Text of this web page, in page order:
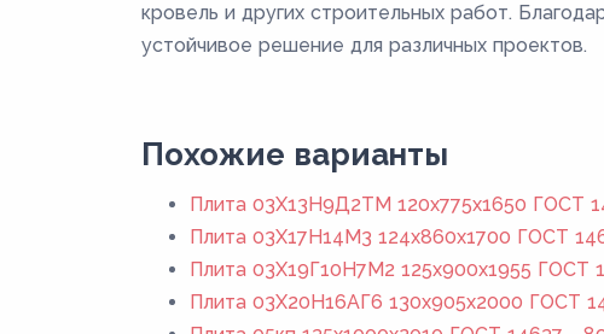
кровель и других строительных работ.
устойчивое решение для различных проектов.
Похожие варианты
Плита 03Х13Н9Д2ТМ 120x775x1650 ГОСТ
Плита 03Х17Н14М3 124x860x1700 ГОСТ
Плита 03Х19Г10Н7М2 125x900x1955 ГОСТ
Плита 03Х20Н16АГ6 130x905x2000 ГОСТ